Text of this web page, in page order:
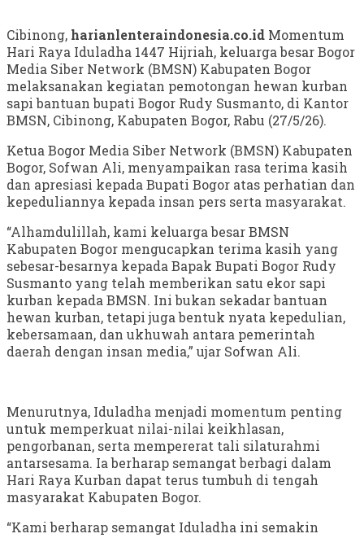
Cibinong, harianlenteraindonesia.co.id Momentum
Hari Raya Iduladha 1447 Hijriah, keluarga besar Bogor
Media Siber Network (BMSN) Kabupaten Bogor
melaksanakan kegiatan pemotongan hewan kurban
sapi bantuan bupati Bogor Rudy Susmanto, di Kantor
BMSN, Cibinong, Kabupaten Bogor, Rabu (27/5/26).
Ketua Bogor Media Siber Network (BMSN) Kabupaten
Bogor, Sofwan Ali, menyampaikan rasa terima kasih
dan apresiasi kepada Bupati Bogor atas perhatian dan
kepeduliannya kepada insan pers serta masyarakat.
“Alhamdulillah, kami keluarga besar BMSN
Kabupaten Bogor mengucapkan terima kasih yang
sebesar-besarnya kepada Bapak Bupati Bogor Rudy
Susmanto yang telah memberikan satu ekor sapi
kurban kepada BMSN. Ini bukan sekadar bantuan
hewan kurban, tetapi juga bentuk nyata kepedulian,
kebersamaan, dan ukhuwah antara pemerintah
daerah dengan insan media,” ujar Sofwan Ali.
Menurutnya, Iduladha menjadi momentum penting
untuk memperkuat nilai-nilai keikhlasan,
pengorbanan, serta mempererat tali silaturahmi
antarsesama. Ia berharap semangat berbagi dalam
Hari Raya Kurban dapat terus tumbuh di tengah
masyarakat Kabupaten Bogor.
“Kami berharap semangat Iduladha ini semakin